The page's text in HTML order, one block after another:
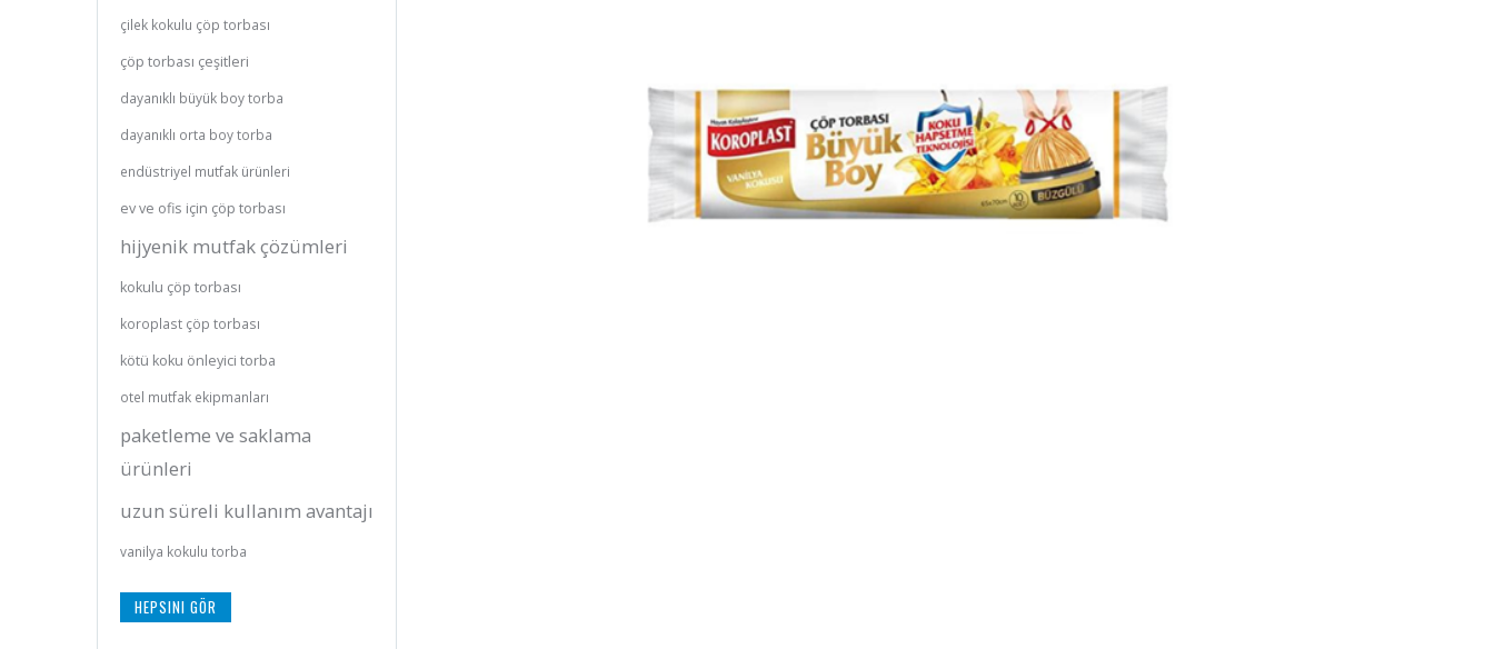
çilek kokulu çöp torbası
çöp torbası çeşitleri
dayanıklı büyük boy torba
dayanıklı orta boy torba
endüstriyel mutfak ürünleri
ev ve ofis için çöp torbası
hijyenik mutfak çözümleri
kokulu çöp torbası
koroplast çöp torbası
kötü koku önleyici torba
otel mutfak ekipmanları
paketleme ve saklama
ürünleri
uzun süreli kullanım avantajı
vanilya kokulu torba
HEPSINI GÖR